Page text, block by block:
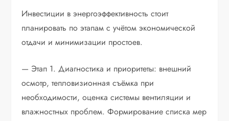
Инвестиции в энергоэффективность стоит
планировать по этапам с учётом экономической
отдачи и минимизации простоев.
— Этап 1. Диагностика и приоритеты: внешний
осмотр, тепловизионная съёмка при
необходимости, оценка системы вентиляции и
влажностных проблем. Формирование списка мер